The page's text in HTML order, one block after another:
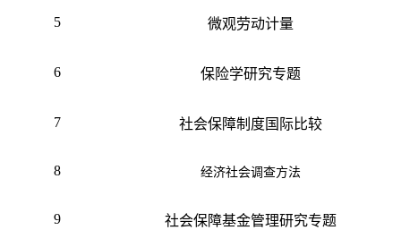
5 微观劳动计量
6 保险学研究专题
7 社会保障制度国际比较
8 经济社会调查方法
9 社会保障基金管理研究专题